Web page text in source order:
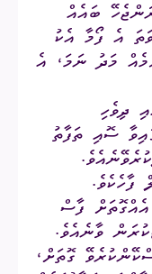
ބައެއް
އެ ފޯމާ އެކު
މަދު ނަމަ، އެ
ދިވެހި
ސޮއި ތަފާތު
ފާހެކެވެ.
ފާސް
ވާނެއެވެ.
ގޮތަށް،